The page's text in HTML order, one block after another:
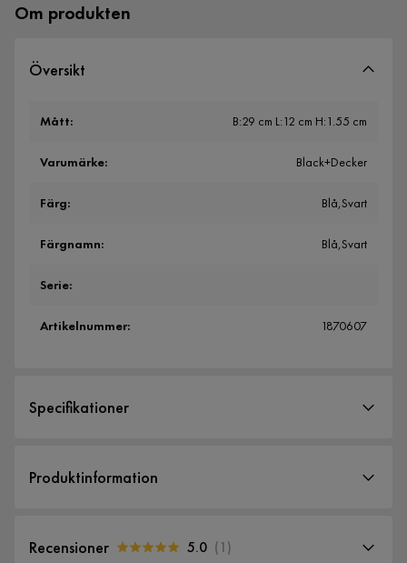
Om produkten
Översikt
Mått: B:29 cm L:12 cm H:1.55 cm
Varumärke: Black+Decker
Färg: Blå,Svart
Färgnamn: Blå,Svart
Serie:
Artikelnummer: 1870607
Specifikationer
Storlek
Produktinformation
typer av tyger. Eliminera de mest ihärdiga rynkorna tack vare
Recensioner 5.0 (1)